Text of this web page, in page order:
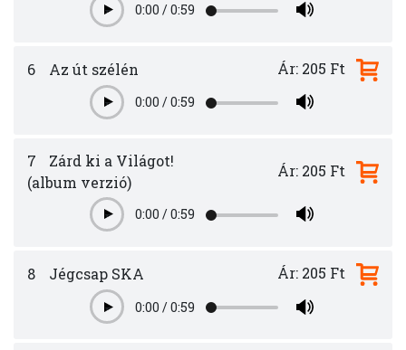
Play0:00 /0:59
6 Az út szélén
Play0:00 /0:59
Ár: 205 Ft
7
Zárd ki a Világot!
(album verzió)
Play0:00 /0:59
Ár: 205 Ft
8 Jégcsap SKA
Play0:00 /0:59
Ár: 205 Ft